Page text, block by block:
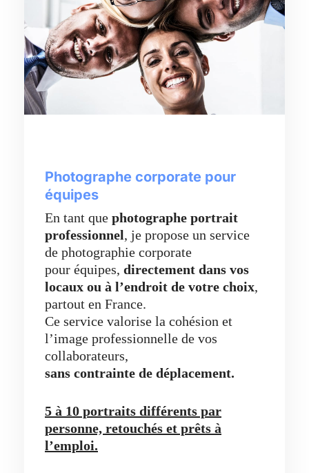
Photographe corporate pour
équipes
En tant que photographe portrait
professionnel, je propose un service
de photographie corporate
pour équipes, directement dans vos
locaux ou à l’endroit de votre choix,
partout en France.
Ce service valorise la cohésion et
l’image professionnelle de vos
collaborateurs,
sans contrainte de déplacement.
5 à 10 portraits différents par
personne, retouchés et prêts à
l’emploi.